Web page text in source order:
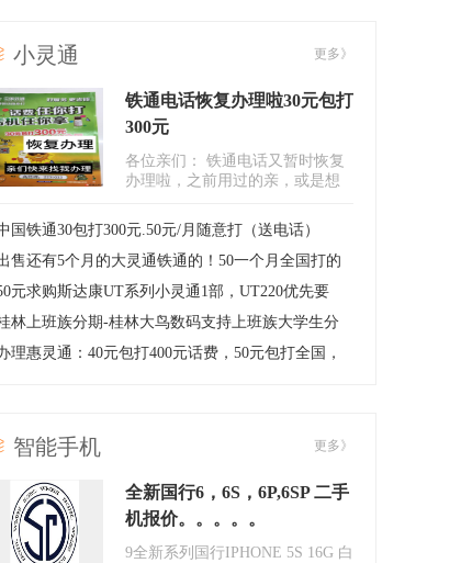
更多》
小灵通
铁通电话恢复办理啦30元包打
300元
各位亲们： 铁通电话又暂时恢复
办理啦，之前用过的亲，或是想
国铁通30包打300元.50元/月随意打（送电话）
售还有5个月的大灵通铁通的！50一个月全国打的
那种！
元求购斯达康UT系列小灵通1部，UT220优先要
林上班族分期-桂林大鸟数码支持上班族大学生分
期购买港版iPhone6
理惠灵通：40元包打400元话费，50元包打全国，
更多》
智能手机
全新国行6，6S，6P,6SP 二手
机报价。。。。。
9全新系列国行IPHONE 5S 16G 白